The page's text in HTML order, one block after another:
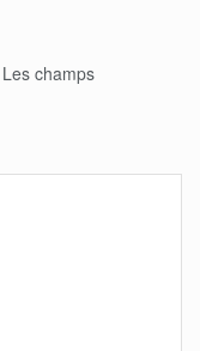
Les champs